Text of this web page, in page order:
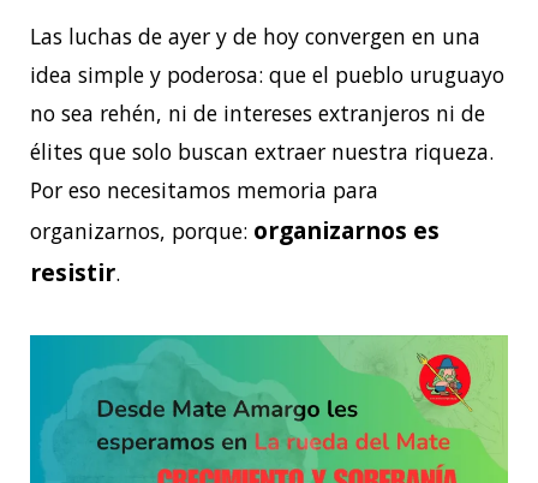
Las luchas de ayer y de hoy convergen en una
idea simple y poderosa: que el pueblo uruguayo
no sea rehén, ni de intereses extranjeros ni de
élites que solo buscan extraer nuestra riqueza.
Por eso necesitamos memoria para
organizarnos, porque: organizarnos es
resistir.